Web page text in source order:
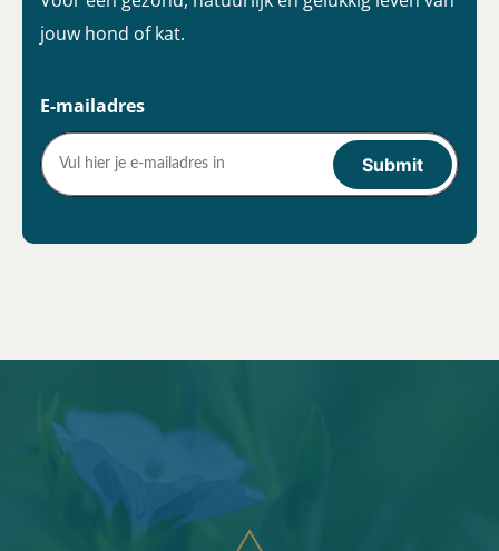
jouw hond of kat.
E-mailadres